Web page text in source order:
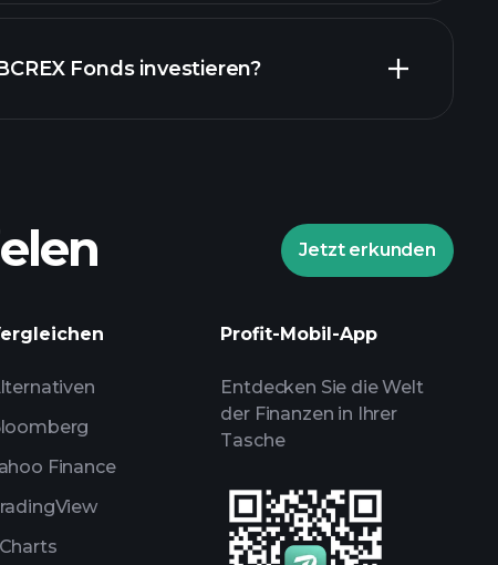
Fonds investieren?
Broker
Jetzt erkunden
Finance
Profit-Mobil-App
Entdecken Sie die Welt
der Finanzen in Ihrer
Tasche